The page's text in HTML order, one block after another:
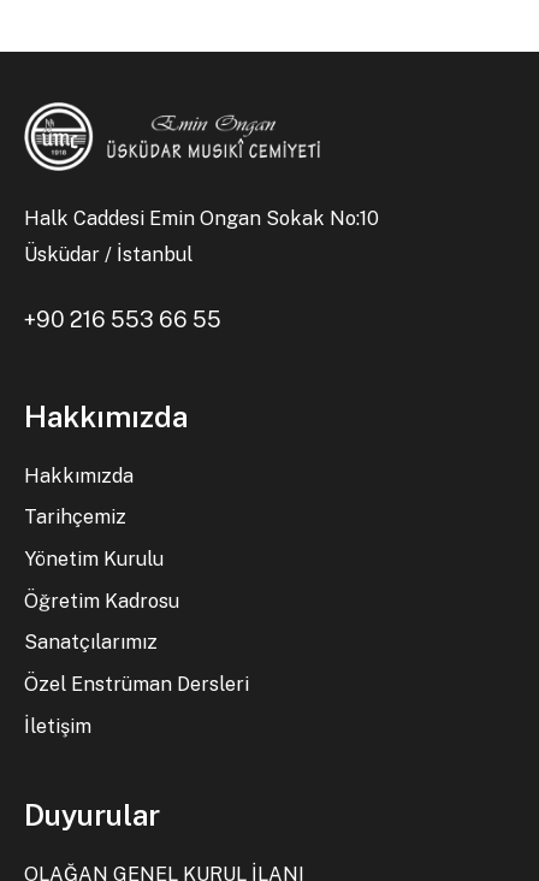
Halk Caddesi Emin Ongan Sokak No:10
Üsküdar / İstanbul
+90 216 553 66 55
Hakkımızda
Hakkımızda
Tarihçemiz
Yönetim Kurulu
Öğretim Kadrosu
Sanatçılarımız
Özel Enstrüman Dersleri
İletişim
Duyurular
OLAĞAN GENEL KURUL İLANI